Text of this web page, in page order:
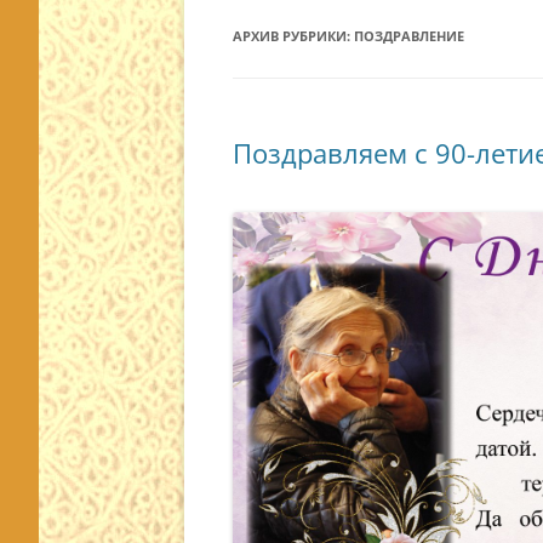
АРХИВ РУБРИКИ: ПОЗДРАВЛЕНИЕ
Поздравляем с 90-